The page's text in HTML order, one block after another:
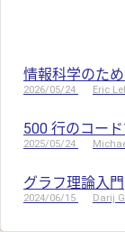
情報科学のた
2026/05/24 Eric
500 行のコー
2025/05/24
グラフ理論入門
2024/06/15 Darij